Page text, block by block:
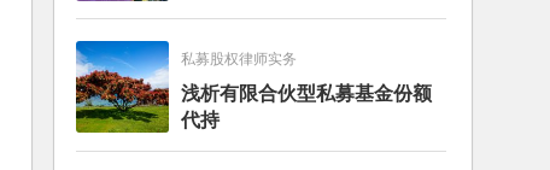
私募股权律师实务
浅析有限合伙型私募基金份额
代持